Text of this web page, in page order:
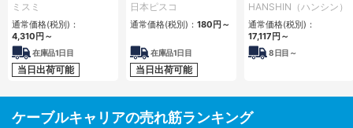
プ
ミスミ
通常価格(税別)：
4,310 円 ～
在庫品1日目
当日出荷可能
ラップ開閉・ヒンジ
連結タイプ SCシリ
ーズ
日本ピスコ
通常価格(税別)： 180 円 ～
在庫品1日目
当日出荷可能
リーズ
HANSHIN（ハンシン）
通常価格(税別)：
17,117 円 ～
8日目～
ケーブルキャリアの売れ筋ランキング